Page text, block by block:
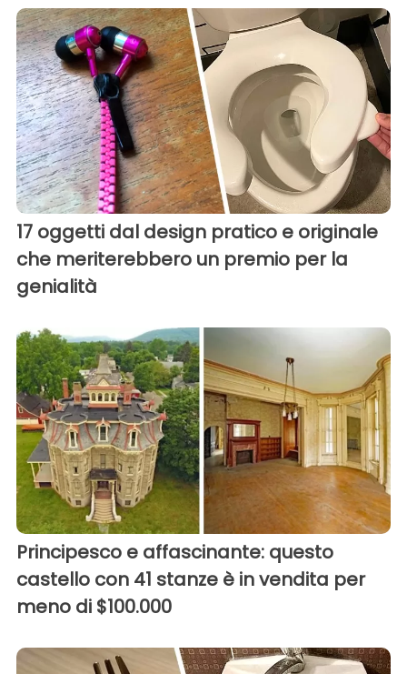
17 oggetti dal design pratico e originale
che meriterebbero un premio per la
genialità
Principesco e affascinante: questo
castello con 41 stanze è in vendita per
meno di $100.000